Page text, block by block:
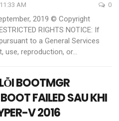
AM 0
2019 © Copyright
RIGHTS NOTICE: If
to a General Services
use, reproduction, or…
BOOTMGR
FAILED SAU KHI
V 2016